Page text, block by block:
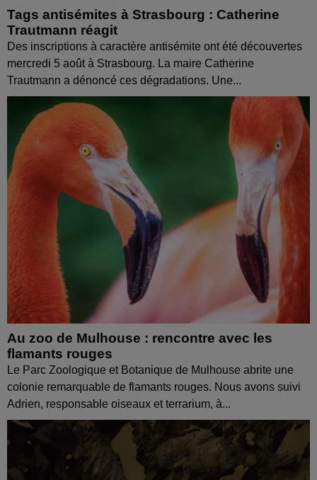
Tags antisémites à Strasbourg : Catherine
Trautmann réagit
Des inscriptions à caractère antisémite ont été découvertes
mercredi 5 août à Strasbourg. La maire Catherine
Trautmann a dénoncé ces dégradations. Une...
Au zoo de Mulhouse : rencontre avec les
flamants rouges
Le Parc Zoologique et Botanique de Mulhouse abrite une
colonie remarquable de flamants rouges. Nous avons suivi
Adrien, responsable oiseaux et terrarium, à...